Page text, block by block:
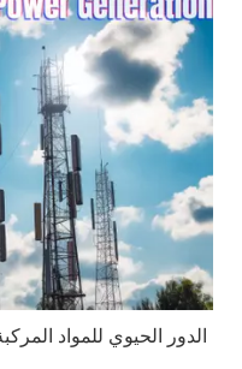
الدور الحيوي للمواد